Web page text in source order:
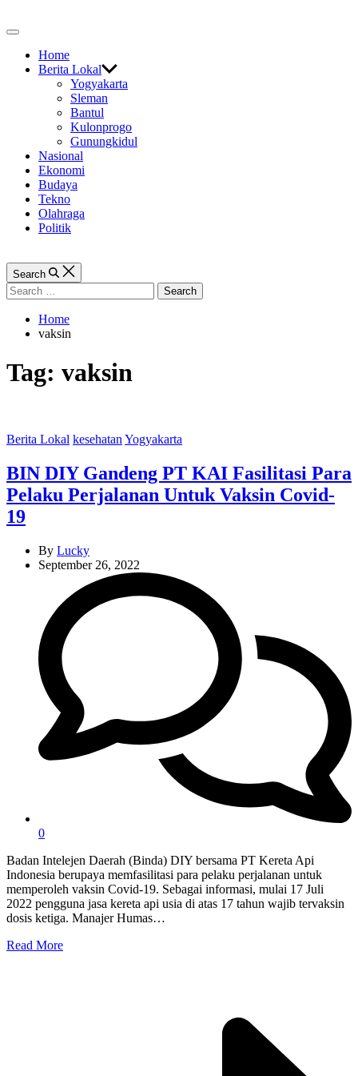
to
Off
CanvasHome
Berita Lokal
Yogyakarta
Sleman
Bantul
Kulonprogo
Gunungkidul
Nasional
Ekonomi
Budaya
Tekno
Olahraga
Politik
Search
Search
for:
Home
vaksin
Tag: vaksin
Categories
Berita Lokal kesehatan Yogyakarta
BIN DIY Gandeng PT KAI Fasilitasi Para
Pelaku Perjalanan Untuk Vaksin Covid-
19
By Lucky
September 26, 2022
0
Badan Intelejen Daerah (Binda) DIY bersama PT Kereta Api
Indonesia berupaya memfasilitasi para pelaku perjalanan untuk
memperoleh vaksin Covid-19. Sebagai informasi, mulai 17 Juli
2022 pengguna jasa kereta api usia di atas 17 tahun wajib tervaksin
dosis ketiga. Manajer Humas…
Read More